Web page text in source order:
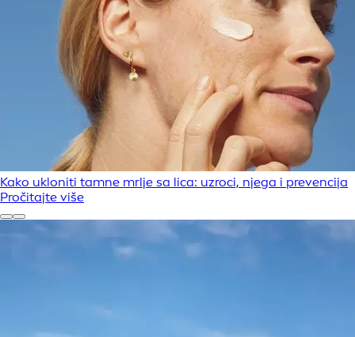
Kako ukloniti tamne mrlje sa lica: uzroci, njega i prevencija
Pročitajte više